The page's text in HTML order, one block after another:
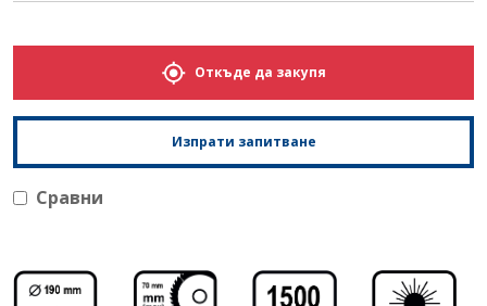
Откъде да закупя
Изпрати запитване
Сравни